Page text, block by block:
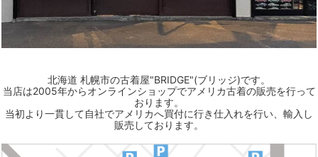
北海道 札幌市の古着屋"BRIDGE"(ブリッジ)です。
当店は2005年からオンラインショップでアメリカ古着の販売を行って
おります。
当初より一貫して自社でアメリカへ買付に行き仕入れを行い、輸入し
販売しております。